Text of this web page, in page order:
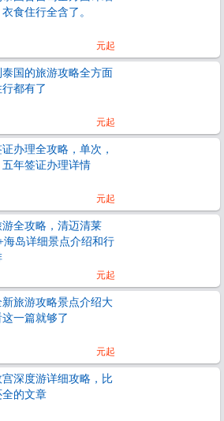
食住行全含了。
元起
国的旅游攻略全方面
都有了
元起
证办理全攻略，单次，
五年签证办理详情
元起
全攻略，清迈清莱
海岛详细景点介绍和行
元起
新旅游攻略景点介绍大
一篇就够了
元起
深度游详细攻略，比
的文章